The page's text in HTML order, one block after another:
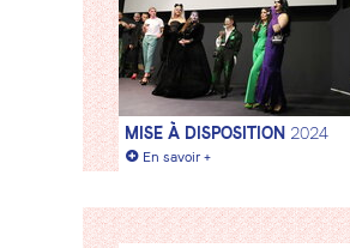
MISE À DISPOSITION 2024
+ En savoir +